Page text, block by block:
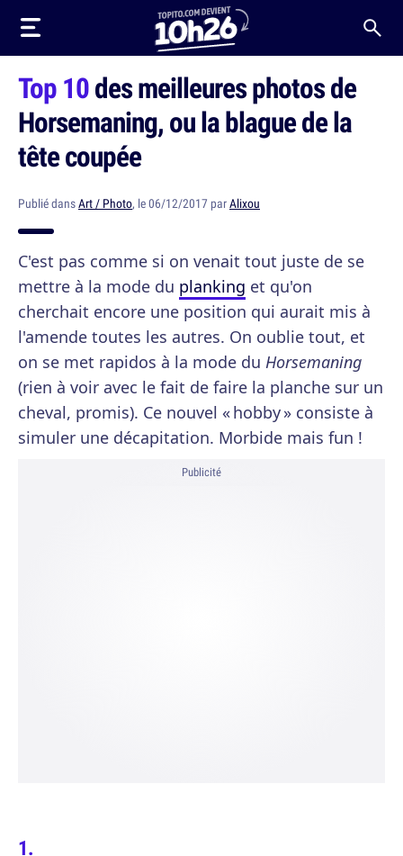
Top 10des meilleures photos de
Horsemaning, ou la blague de la
tête coupée
Publié dansArt / Photo, le 06/12/2017 parAlixou
C'est pas comme si on venait tout juste de se
mettre à la mode du planking et qu'on
cherchait encore une position qui aurait mis à
l'amende toutes les autres. On oublie tout, et
on se met rapidos à la mode du Horsemaning
(rien à voir avec le fait de faire la planche sur un
cheval, promis). Ce nouvel « hobby » consiste à
simuler une décapitation. Morbide mais fun !
Publicité